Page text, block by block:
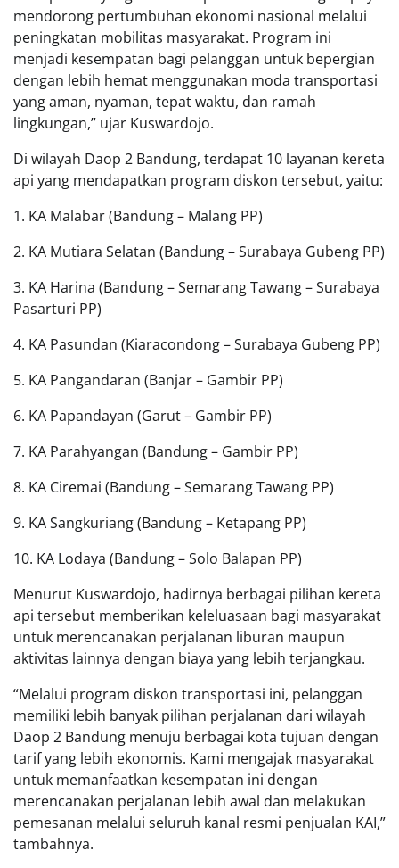
mendorong pertumbuhan ekonomi nasional melalui
peningkatan mobilitas masyarakat. Program ini
menjadi kesempatan bagi pelanggan untuk bepergian
dengan lebih hemat menggunakan moda transportasi
yang aman, nyaman, tepat waktu, dan ramah
lingkungan,” ujar Kuswardojo.
Di wilayah Daop 2 Bandung, terdapat 10 layanan kereta
api yang mendapatkan program diskon tersebut, yaitu:
1. KA Malabar (Bandung – Malang PP)
2. KA Mutiara Selatan (Bandung – Surabaya Gubeng PP)
3. KA Harina (Bandung – Semarang Tawang – Surabaya
Pasarturi PP)
4. KA Pasundan (Kiaracondong – Surabaya Gubeng PP)
5. KA Pangandaran (Banjar – Gambir PP)
6. KA Papandayan (Garut – Gambir PP)
7. KA Parahyangan (Bandung – Gambir PP)
8. KA Ciremai (Bandung – Semarang Tawang PP)
9. KA Sangkuriang (Bandung – Ketapang PP)
10. KA Lodaya (Bandung – Solo Balapan PP)
Menurut Kuswardojo, hadirnya berbagai pilihan kereta
api tersebut memberikan keleluasaan bagi masyarakat
untuk merencanakan perjalanan liburan maupun
aktivitas lainnya dengan biaya yang lebih terjangkau.
“Melalui program diskon transportasi ini, pelanggan
memiliki lebih banyak pilihan perjalanan dari wilayah
Daop 2 Bandung menuju berbagai kota tujuan dengan
tarif yang lebih ekonomis. Kami mengajak masyarakat
untuk memanfaatkan kesempatan ini dengan
merencanakan perjalanan lebih awal dan melakukan
pemesanan melalui seluruh kanal resmi penjualan KAI,”
tambahnya.